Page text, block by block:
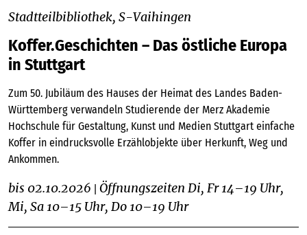
Stadtteilbibliothek, S-Vaihingen
Koffer.Geschichten – Das östliche Europa
in Stuttgart
Zum 50. Jubiläum des Hauses der Heimat des Landes Baden-
Württemberg verwandeln Studierende der Merz Akademie
Hochschule für Gestaltung, Kunst und Medien Stuttgart einfache
Koffer in eindrucksvolle Erzählobjekte über Herkunft, Weg und
Ankommen.
bis 02.10.2026 Öffnungszeiten Di, Fr 14–19 Uhr,
Mi, Sa 10–15 Uhr, Do 10–19 Uhr